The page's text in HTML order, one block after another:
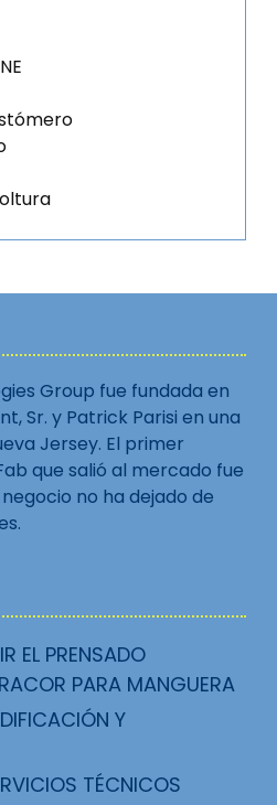
Group fue fundada en
Sr. y Patrick Parisi en una
Jersey. El primer
que salió al mercado fue
no ha dejado de
EL PRENSADO
PARA MANGUERA
Y
TÉCNICOS